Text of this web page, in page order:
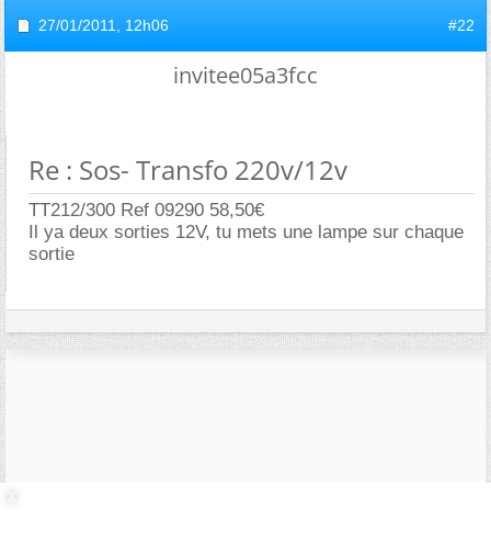
27/01/2011, 12h06 #22
invitee05a3fcc
Re : Sos- Transfo 220v/12v
TT212/300 Ref 09290 58,50
Il ya deux sorties 12V, tu mets une lampe sur chaque
sortie